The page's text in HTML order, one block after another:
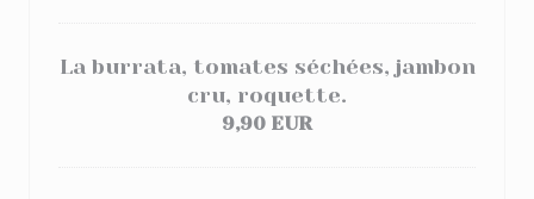
La burrata, tomates séchées, jambon
cru, roquette.
9,90 EUR